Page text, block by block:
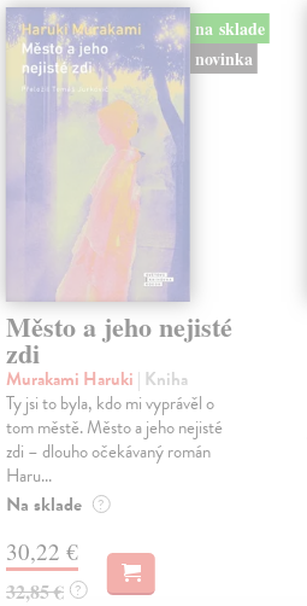
na sklade
novinka
Město a jeho nejisté
zdi
Murakami Haruki | Kniha
Ty jsi to byla, kdo mi vyprávěl o
tom městě. Město a jeho nejisté
zdi – dlouho očekávaný román
Haru...
Na sklade ?
30,22 €
32,85 € ?